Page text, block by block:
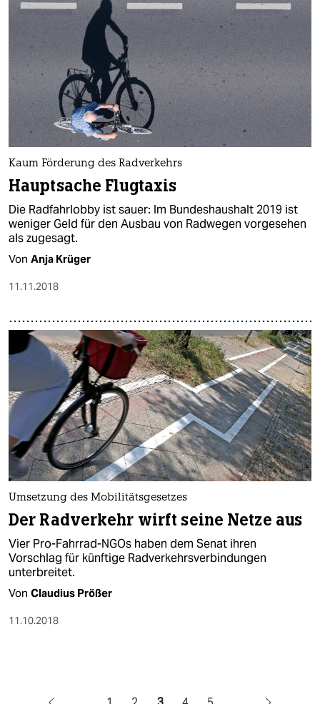
Kaum Förderung des Radverkehrs
Hauptsache Flugtaxis
Die Radfahrlobby ist sauer: Im Bundeshaushalt 2019 ist
weniger Geld für den Ausbau von Radwegen vorgesehen
als zugesagt.
Von Anja Krüger
11.11.2018
Umsetzung des Mobilitätsgesetzes
Der Radverkehr wirft seine Netze aus
Vier Pro-Fahrrad-NGOs haben dem Senat ihren
Vorschlag für künftige Radverkehrsverbindungen
unterbreitet.
Von Claudius Prößer
11.10.2018